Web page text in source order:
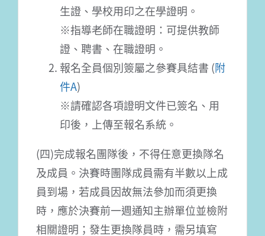
生證、學校用印之在學證明。
※指導老師在職證明：可提供教師
證、聘書、在職證明。
報名全員個別簽屬之參賽具結書 (附
件A)
※請確認各項證明文件已簽名、用
印後，上傳至報名系統。
(四)完成報名團隊後，不得任意更換隊名
及成員。決賽時團隊成員需有半數以上成
員到場，若成員因故無法參加而須更換
時，應於決賽前一週通知主辦單位並檢附
相關證明；發生更換隊員時，需另填寫